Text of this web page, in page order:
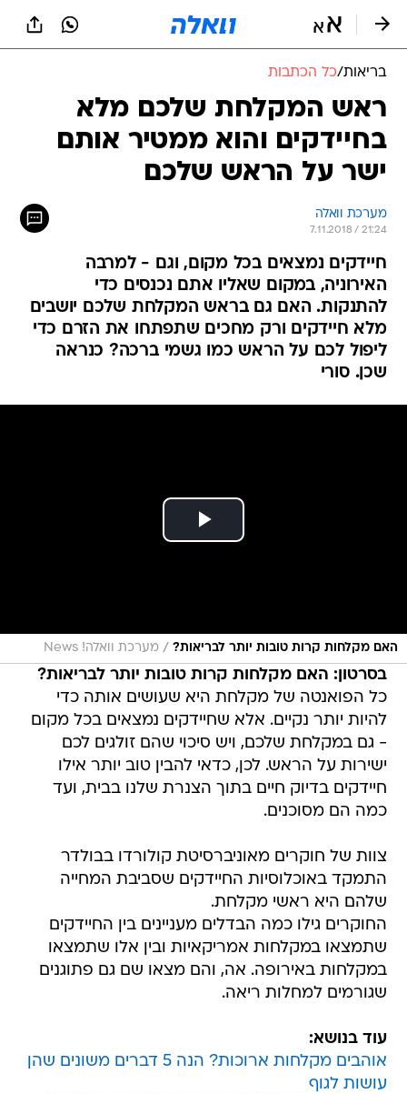
בריאות/כל הכתבות
ראש המקלחת שלכם מלא
בחיידקים והוא ממטיר אותם
ישר על הראש שלכם
מערכת וואלה
7.11.2018 / 21:24
חיידקים נמצאים בכל מקום, וגם - למרבה
האירוניה, במקום שאליו אתם נכנסים כדי
להתנקות. האם גם בראש המקלחת שלכם יושבים
מלא חיידקים ורק מחכים שתפתחו את הזרם כדי
ליפול לכם על הראש כמו גשמי ברכה? כנראה
שכן. סורי
האם מקלחות קרות טובות יותר לבריאות? / מערכת וואלה! News
בסרטון: האם מקלחות קרות טובות יותר לבריאות?
כל הפואנטה של מקלחת היא שעושים אותה כדי
להיות יותר נקיים. אלא שחיידקים נמצאים בכל מקום
- גם במקלחת שלכם, ויש סיכוי שהם זולגים לכם
ישירות על הראש. לכן, כדאי להבין טוב יותר אילו
חיידקים בדיוק חיים בתוך הצנרת שלנו בבית, ועד
כמה הם מסוכנים.
צוות של חוקרים מאוניברסיטת קולורדו בבולדר
התמקד באוכלוסיות החיידקים שסביבת המחייה
שלהם היא ראשי מקלחת.
החוקרים גילו כמה הבדלים מעניינים בין החיידקים
שתמצאו במקלחות אמריקאיות ובין אלו שתמצאו
במקלחות באירופה. אה, והם מצאו שם גם פתוגנים
שגורמים למחלות ריאה.
עוד בנושא:
אוהבים מקלחות ארוכות? הנה 5 דברים משונים שהן
עושות לגוף